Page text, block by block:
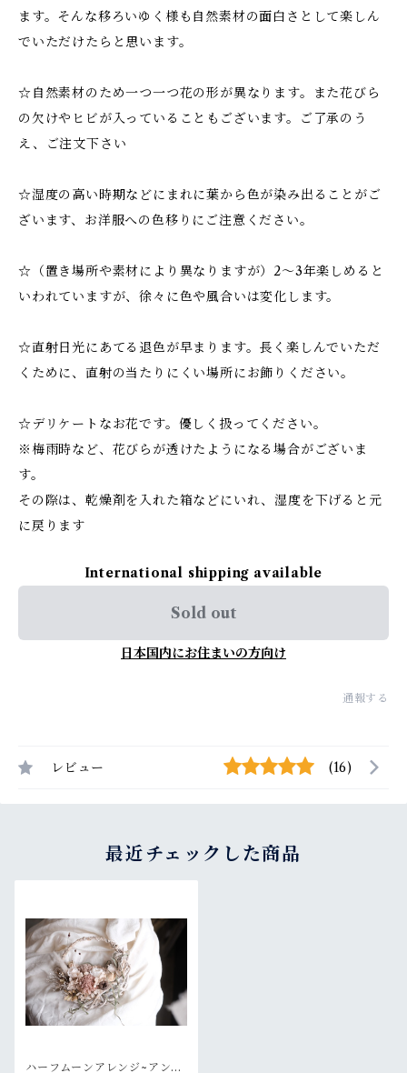
ます。そんな移ろいゆく様も自然素材の面白さとして楽しん
でいただけたらと思います。
☆自然素材のため一つ一つ花の形が異なります。また花びら
の欠けやヒビが入っていることもございます。ご了承のう
え、ご注文下さい
☆湿度の高い時期などにまれに葉から色が染み出ることがご
ざいます、お洋服への色移りにご注意ください。
☆（置き場所や素材により異なりますが）2～3年楽しめると
いわれていますが、徐々に色や風合いは変化します。
☆直射日光にあてる退色が早まります。長く楽しんでいただ
くために、直射の当たりにくい場所にお飾りください。
☆デリケートなお花です。優しく扱ってください。
※梅雨時など、花びらが透けたようになる場合がございま
す。
その際は、乾燥剤を入れた箱などにいれ、湿度を下げると元
に戻ります
International shipping available
Sold out
日本国内にお住まいの方向け
通報する
レビュー (16)
最近チェックした商品
ハーフムーンアレンジ~アンテ